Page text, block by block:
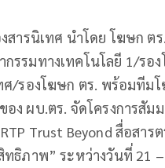
สารนิเทศ นำโดย โฆษก
รรมทางเทคโนโลยี 1/ร
ศ/รองโฆษก ตร. พร้อมทีม
อง ผบ.ตร. จัดโครงการสั
Trust Beyond สื่อสาร
ทธิภาพ” ระหว่างวันที่ 21